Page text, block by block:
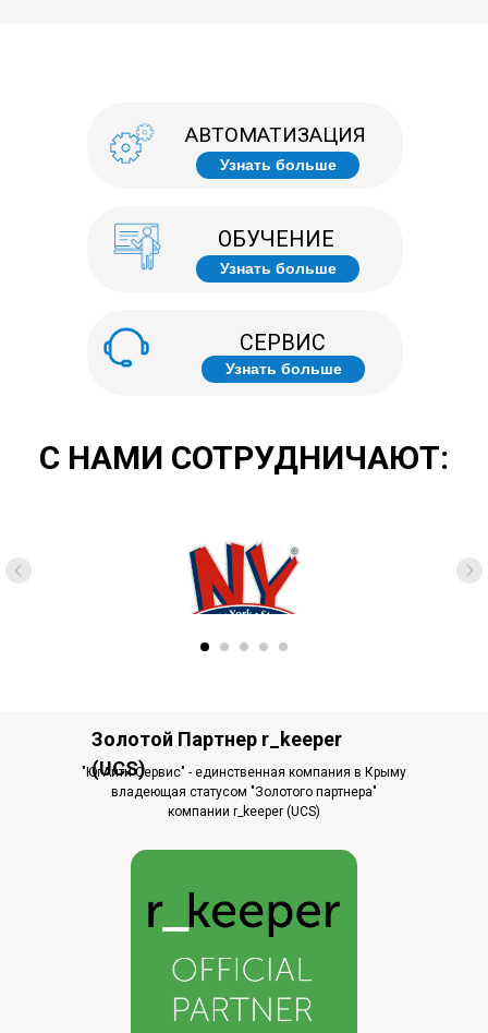
АВТОМАТИЗАЦИЯ
Узнать больше
ОБУЧЕНИЕ
Узнать больше
СЕРВИС
Узнать больше
С НАМИ СОТРУДНИЧАЮТ:
Золотой Партнер r_keeper
(UCS)
"ЮгАйти Сервис" - единственная компания в Крыму
владеющая статусом "Золотого партнера"
компании r_keeper (UCS)